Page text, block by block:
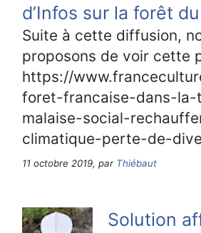
d’Infos sur la forêt
Suite à cette diffusion,
proposons de voir cette
https://
foret-francaise-dans-la-
malaise-social-
climatique-perte-de-
11 octobre 2019, par Thiébaut
Solution